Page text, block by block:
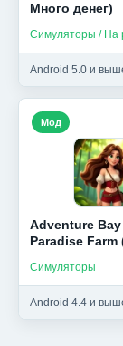
Много денег)
Симуляторы / На
Android 5.0 и
Adventure
Paradise
Симуляторы
Android 4.4 и
Мод